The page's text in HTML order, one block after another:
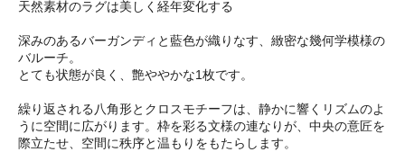
天然素材のラグは美しく経年変化する
深みのあるバーガンディと藍色が織りなす、緻密な幾何学模様の
バルーチ。
とても状態が良く、艶ややかな1枚です。
繰り返される八角形とクロスモチーフは、静かに響くリズムのよ
うに空間に広がります。枠を彩る文様の連なりが、中央の意匠を
際立たせ、空間に秩序と温もりをもたらします。